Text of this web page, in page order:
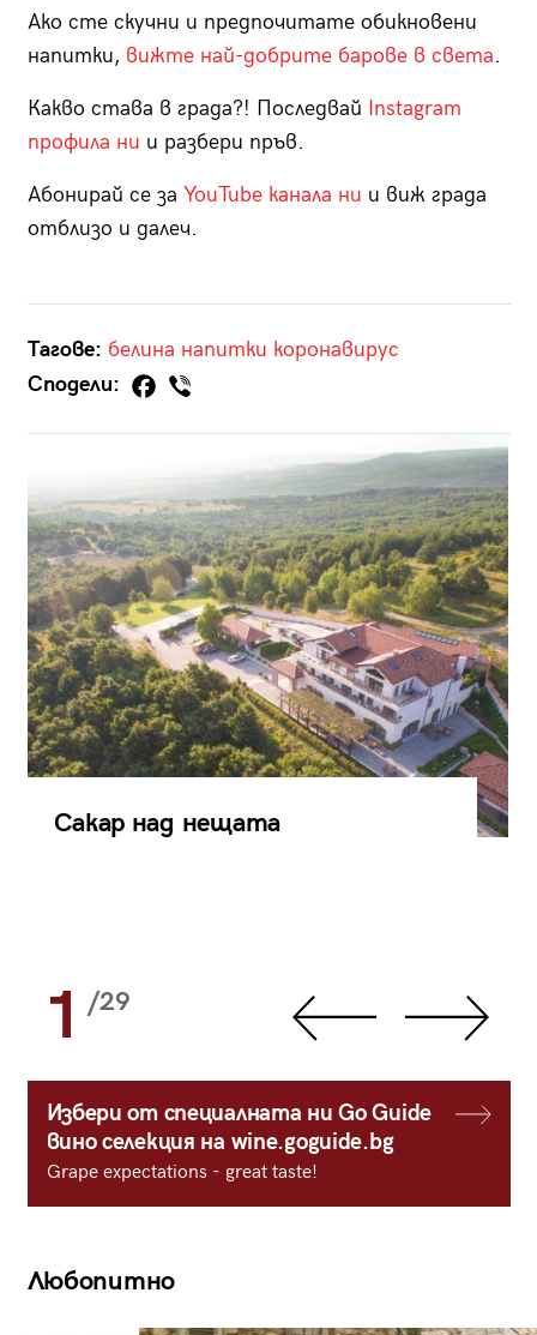
Ако сте скучни и предпочитате обикновени
напитки, вижте най-добрите барове в света.
Какво става в града?! Последвай Instagram
профила ни и разбери пръв.
Абонирай се за YouTube канала ни и виж града
отблизо и далеч.
Тагове: белина напитки коронавирус
Сподели:
Сакар над нещата
1 /29
Избери от специалната ни Go Guide
вино селекция на wine.goguide.bg
Grape expectations - great taste!
Любопитно